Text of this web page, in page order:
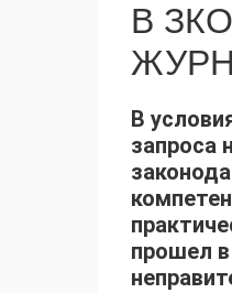
В
В
запроса
прошел